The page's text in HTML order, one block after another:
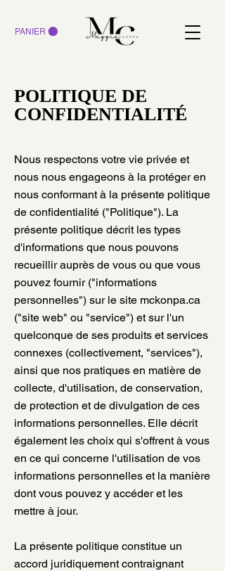
PANIER
POLITIQUE DE
CONFIDENTIALITÉ
Nous respectons votre vie privée et
nous nous engageons à la protéger en
nous conformant à la présente politique
de confidentialité ("Politique"). La
présente politique décrit les types
d'informations que nous pouvons
recueillir auprès de vous ou que vous
pouvez fournir ("informations
personnelles") sur le site mckonpa.ca
("site web" ou "service") et sur l'un
quelconque de ses produits et services
connexes (collectivement, "services"),
ainsi que nos pratiques en matière de
collecte, d'utilisation, de conservation,
de protection et de divulgation de ces
informations personnelles. Elle décrit
également les choix qui s'offrent à vous
en ce qui concerne l'utilisation de vos
informations personnelles et la manière
dont vous pouvez y accéder et les
mettre à jour.
La présente politique constitue un
accord juridiquement contraignant